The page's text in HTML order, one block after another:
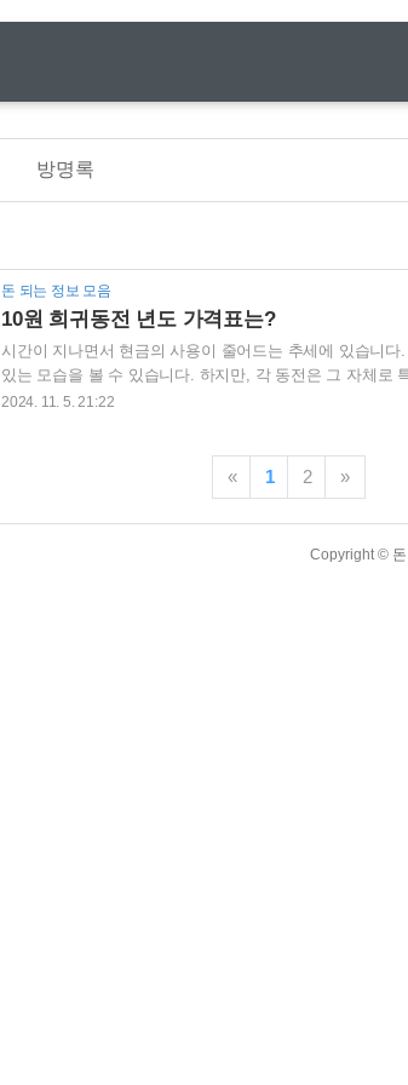
방명록
돈 되는 정보 모음
10원 희귀동전 년도 가격표는?
시간이 지나면서 현금의 사용이 줄어드는 추세에 있습니
있는 모습을 볼 수 있습니다. 하지만, 각 동전은 그 자체로
은 간과해서는 안 될 것입니다. 특히, 특정한 희귀년도에
번 살펴보며, 이를 통해 그 희소성을 명확히 분석해보고자
시장 가격, 거래소 및 관련 사이트들에 대한 구체적인 정보
2024. 11. 5. 21:22
« 1 2 »
Copyright ©